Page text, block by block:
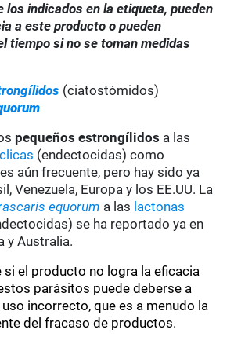
los indicados en la etiqueta, pueden
a este producto o pueden
tiempo si no se toman medidas
(ciatostómidos)
pequeños estrongílidos a las
(endectocidas) como
aún frecuente, pero hay sido ya
Venezuela, Europa y los EE.UU. La
equorum a las lactonas
se ha reportado ya en
y Australia.
si el producto no logra la eficacia
parásitos puede deberse a
incorrecto, que es a menudo la
del fracaso de productos.